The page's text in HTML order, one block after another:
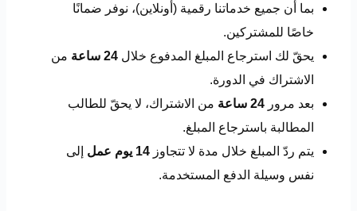
بما أن جميع خدماتنا رقمية (أونلاين)، نوفر ضمانًا
خاصًا للمشتركين.
يحقّ لك استرجاع المبلغ المدفوع خلال 24 ساعة
من
الاشتراك في الدورة.
بعد مرور 24 ساعة
من الاشتراك، لا يحقّ للطالب
المطالبة باسترجاع المبلغ.
يتم ردّ المبلغ خلال مدة لا تتجاوز 14 يوم عمل
إلى
نفس وسيلة الدفع المستخدمة.